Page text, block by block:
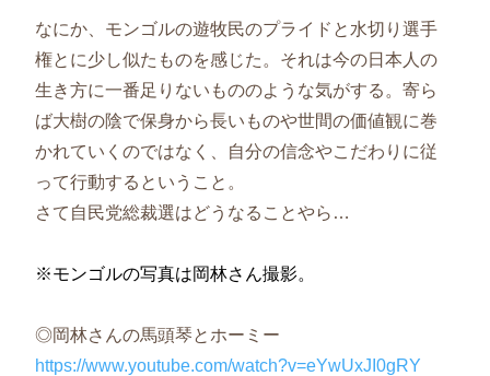
なにか、モンゴルの遊牧民のプライドと水切り選手
権とに少し似たものを感じた。 それは今の日本人の
生き方に一番足りないもののような気がする。寄ら
ば大樹の陰で保身から長いものや世間の価値観に巻
かれていくのではなく、自分の信念やこだわりに従
って行動するということ。
さて自民党総裁選はどうなることやら…
※モンゴルの写真は岡林さん撮影。
◎岡林さんの馬頭琴とホーミー
https://www.youtube.com/watch?v=eYwUxJI0gRY